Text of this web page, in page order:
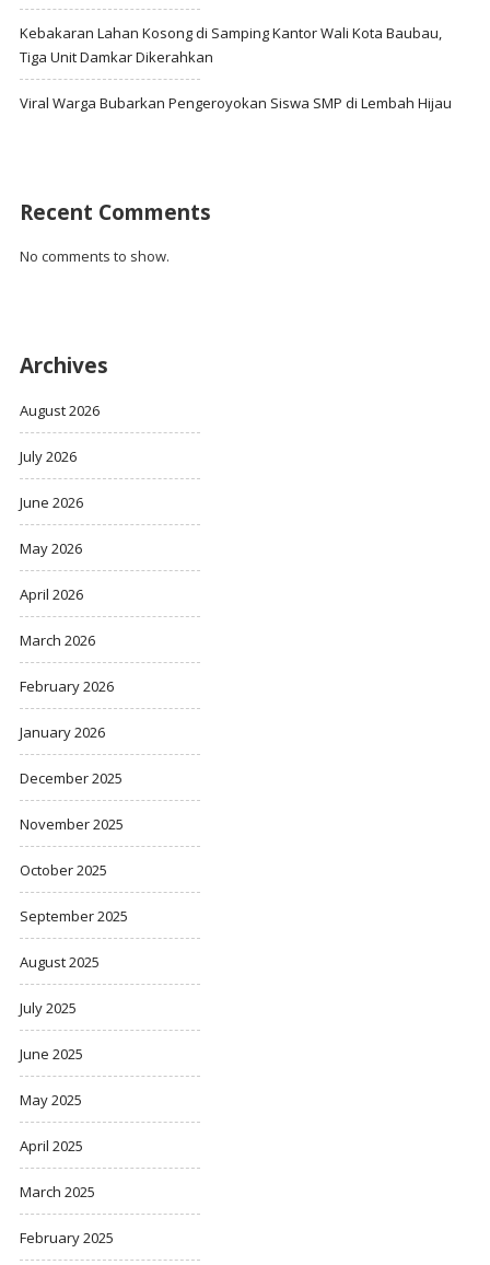
Kebakaran Lahan Kosong di Samping Kantor Wali Kota Baubau,
Tiga Unit Damkar Dikerahkan
Viral Warga Bubarkan Pengeroyokan Siswa SMP di Lembah Hijau
Recent Comments
No comments to show.
Archives
August 2026
July 2026
June 2026
May 2026
April 2026
March 2026
February 2026
January 2026
December 2025
November 2025
October 2025
September 2025
August 2025
July 2025
June 2025
May 2025
April 2025
March 2025
February 2025